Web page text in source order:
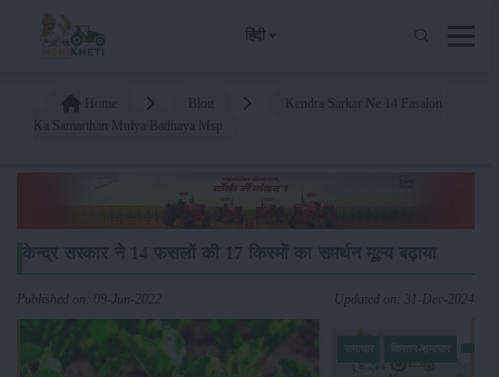
हिंदी
Published on: 09-Jun-2022 Updated on: 31-Dec-2024